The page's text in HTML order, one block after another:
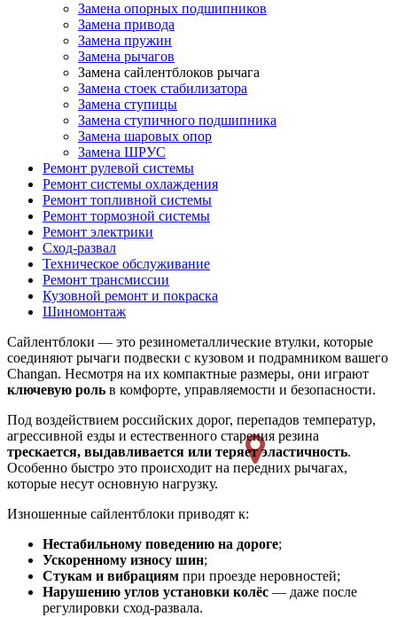
Замена опорных подшипников
Замена привода
Замена пружин
Замена рычагов
Замена сайлентблоков рычага
Замена стоек стабилизатора
Замена ступицы
Замена ступичного подшипника
Замена шаровых опор
Замена ШРУС
Ремонт рулевой системы
Ремонт системы охлаждения
Ремонт топливной системы
Ремонт тормозной системы
Ремонт электрики
Сход-развал
Техническое обслуживание
Ремонт трансмиссии
Кузовной ремонт и покраска
Шиномонтаж
Сайлентблоки — это резинометаллические втулки, которые
соединяют рычаги подвески с кузовом и подрамником вашего
Changan. Несмотря на их компактные размеры, они играют
ключевую роль в комфорте, управляемости и безопасности.
Под воздействием российских дорог, перепадов температур,
агрессивной езды и естественного старения резина
трескается, выдавливается или теряет эластичность.
Особенно быстро это происходит на передних рычагах,
которые несут основную нагрузку.
Изношенные сайлентблоки приводят к:
Нестабильному поведению на дороге;
Ускоренному износу шин;
Стукам и вибрациям при проезде неровностей;
Нарушению углов установки колёс — даже после
регулировки сход-развала.